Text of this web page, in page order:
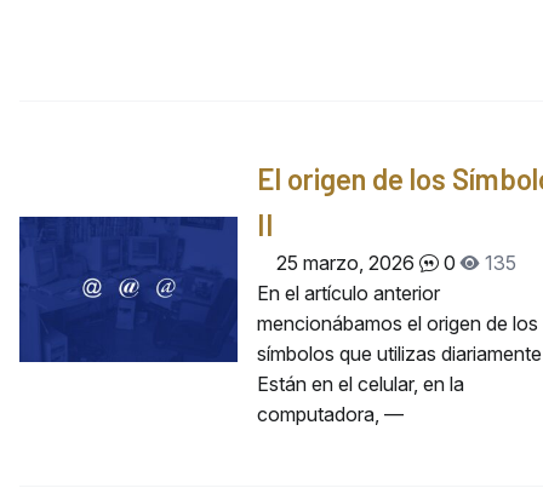
El origen de los
II
25 marzo, 2026 0
135
En el artículo anterior
mencionábamos el origen de los
símbolos que utilizas
Están en el celular, en la
computadora, —